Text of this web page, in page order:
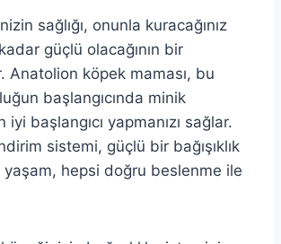
sağlığı, onunla kuracağınız
güçlü olacağının bir
Anatolion köpek maması, bu
başlangıcında minik
başlangıcı yapmanızı sağlar.
sistemi, güçlü bir bağışıklık
hepsi doğru beslenme ile